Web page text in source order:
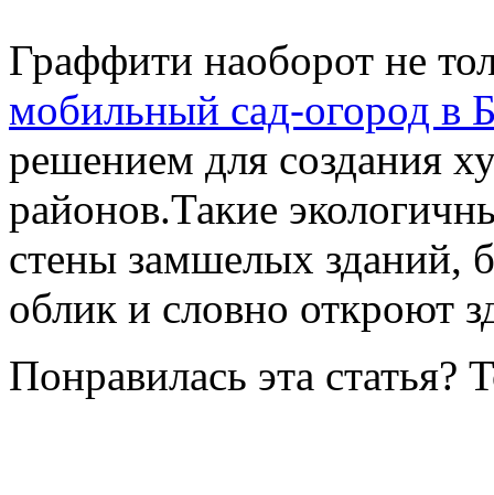
Граффити наоборот не
мобильный сад-огород в
решением для создания
районов.Такие
стены замшелых зданий,
облик и словно откроют
Понравилась эта статья?